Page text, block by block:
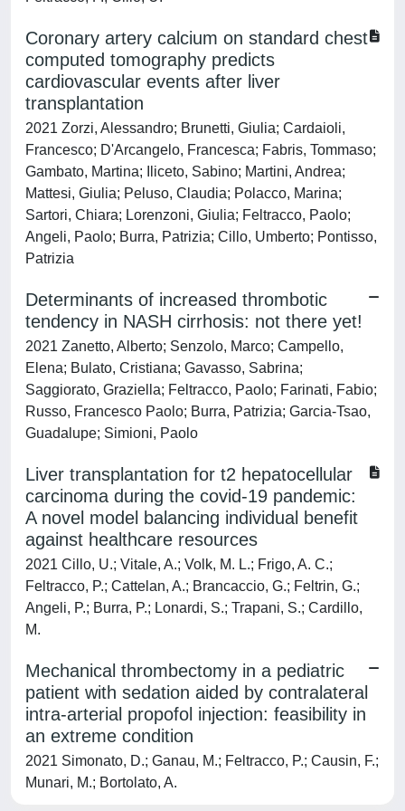
Coronary artery calcium on standard chest
computed tomography predicts
cardiovascular events after liver
transplantation
2021 Zorzi, Alessandro; Brunetti, Giulia; Cardaioli,
Francesco; D'Arcangelo, Francesca; Fabris, Tommaso;
Gambato, Martina; Iliceto, Sabino; Martini, Andrea;
Mattesi, Giulia; Peluso, Claudia; Polacco, Marina;
Sartori, Chiara; Lorenzoni, Giulia; Feltracco, Paolo;
Angeli, Paolo; Burra, Patrizia; Cillo, Umberto; Pontisso,
Patrizia
Determinants of increased thrombotic
tendency in NASH cirrhosis: not there yet!
2021 Zanetto, Alberto; Senzolo, Marco; Campello,
Elena; Bulato, Cristiana; Gavasso, Sabrina;
Saggiorato, Graziella; Feltracco, Paolo; Farinati, Fabio;
Russo, Francesco Paolo; Burra, Patrizia; Garcia-Tsao,
Guadalupe; Simioni, Paolo
Liver transplantation for t2 hepatocellular
carcinoma during the covid-19 pandemic:
A novel model balancing individual benefit
against healthcare resources
2021 Cillo, U.; Vitale, A.; Volk, M. L.; Frigo, A. C.;
Feltracco, P.; Cattelan, A.; Brancaccio, G.; Feltrin, G.;
Angeli, P.; Burra, P.; Lonardi, S.; Trapani, S.; Cardillo,
M.
Mechanical thrombectomy in a pediatric
patient with sedation aided by contralateral
intra-arterial propofol injection: feasibility in
an extreme condition
2021 Simonato, D.; Ganau, M.; Feltracco, P.; Causin, F.;
Munari, M.; Bortolato, A.